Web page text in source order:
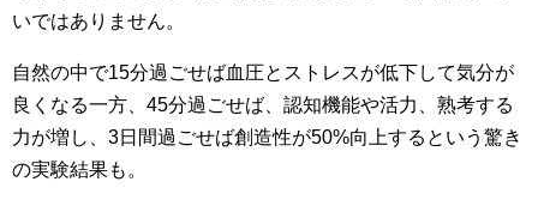
いではありません。
自然の中で15分過ごせば血圧とストレスが低下して気分が
良くなる一方、45分過ごせば、認知機能や活力、熟考する
力が増し、3日間過ごせば創造性が50%向上するという驚き
の実験結果も。